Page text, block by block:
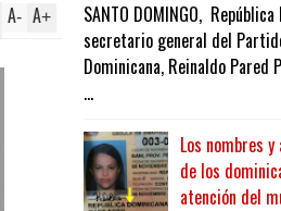
A+
A-
SANTO DOMINGO,
secretario general del
Dominicana, Reinaldo Pared
...
Los nombres
de los
atención del